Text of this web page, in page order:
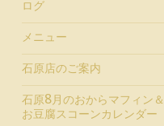
ログ
メニュー
石原店のご案内
石原8月のおからマフィン＆
お豆腐スコーンカレンダー